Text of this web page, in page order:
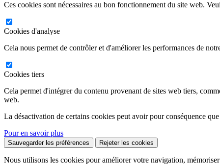
Ces cookies sont nécessaires au bon fonctionnement du site web.
Cookies d'analyse
Cela nous permet de contrôler et d'améliorer les performances de
Cookies tiers
Cela permet d'intégrer du contenu provenant de sites web tiers,
web.
La désactivation de certains cookies peut avoir pour conséquence
Pour en savoir plus
Sauvegarder les préférences Rejeter les cookies
Nous utilisons les cookies pour améliorer votre navigation,